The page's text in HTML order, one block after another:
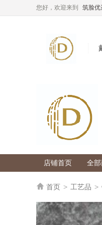
您好，欢迎来到 筑脸优
店铺首页 全
 首页 > 工艺品 >